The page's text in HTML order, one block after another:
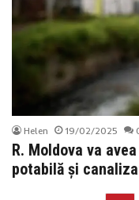
Helen 19/02/2025
R. Moldova va
potabilă și